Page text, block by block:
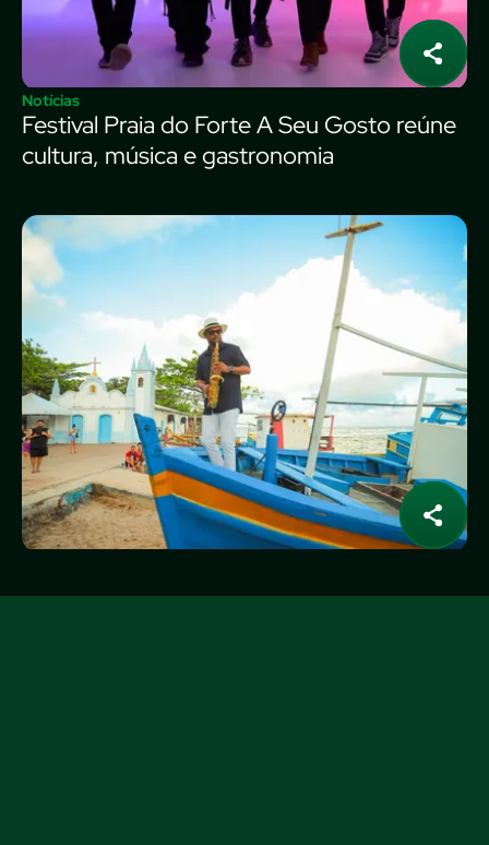
Notícias
Festival Praia do Forte A Seu Gosto reúne
cultura, música e gastronomia